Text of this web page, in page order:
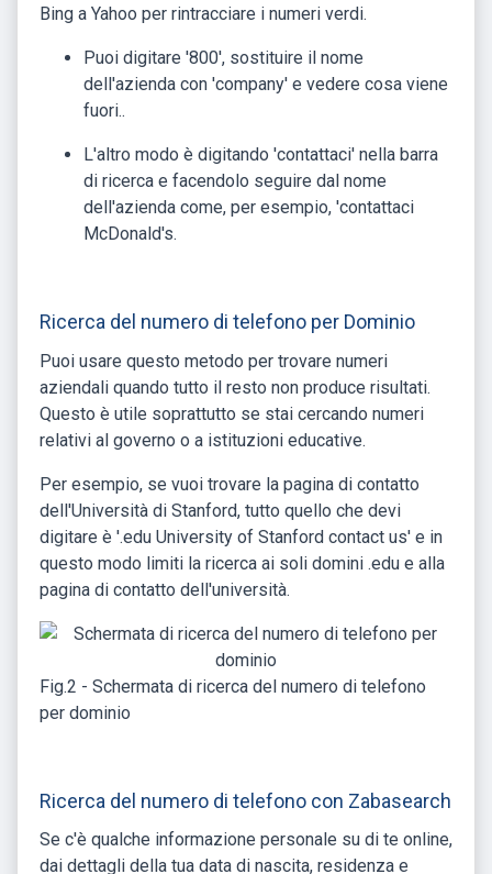
Bing a Yahoo per rintracciare i numeri verdi.
Puoi digitare '800', sostituire il nome
dell'azienda con 'company' e vedere cosa viene
fuori..
L'altro modo è digitando 'contattaci' nella barra
di ricerca e facendolo seguire dal nome
dell'azienda come, per esempio, 'contattaci
McDonald's.
Ricerca del numero di telefono per Dominio
Puoi usare questo metodo per trovare numeri
aziendali quando tutto il resto non produce risultati.
Questo è utile soprattutto se stai cercando numeri
relativi al governo o a istituzioni educative.
Per esempio, se vuoi trovare la pagina di contatto
dell'Università di Stanford, tutto quello che devi
digitare è '.edu University of Stanford contact us' e in
questo modo limiti la ricerca ai soli domini .edu e alla
pagina di contatto dell'università.
Fig.2 - Schermata di ricerca del numero di telefono
per dominio
Ricerca del numero di telefono con Zabasearch
Se c'è qualche informazione personale su di te online,
dai dettagli della tua data di nascita, residenza e